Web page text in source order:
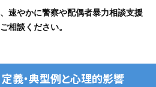
速やかに警察や配偶者暴力相談支援
相談ください。
義・典型例と心理的影響